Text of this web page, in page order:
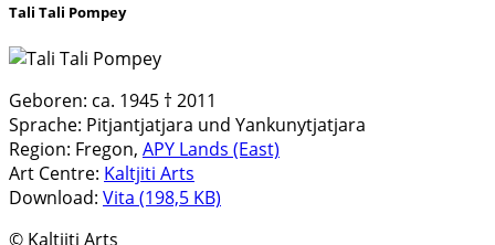
Tali Tali Pompey
Geboren: ca. 1945 † 2011
Sprache: Pitjantjatjara und Yankunytjatjara
Region: Fregon, APY Lands (East)
Art Centre: Kaltjiti Arts
Download: Vita (198,5 KB)
© Kaltjiti Arts